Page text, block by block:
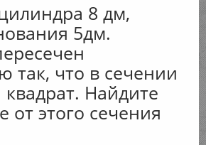
8 дм,
5дм.
так, что в сечении
квадрат. Найдите
от этого сечения